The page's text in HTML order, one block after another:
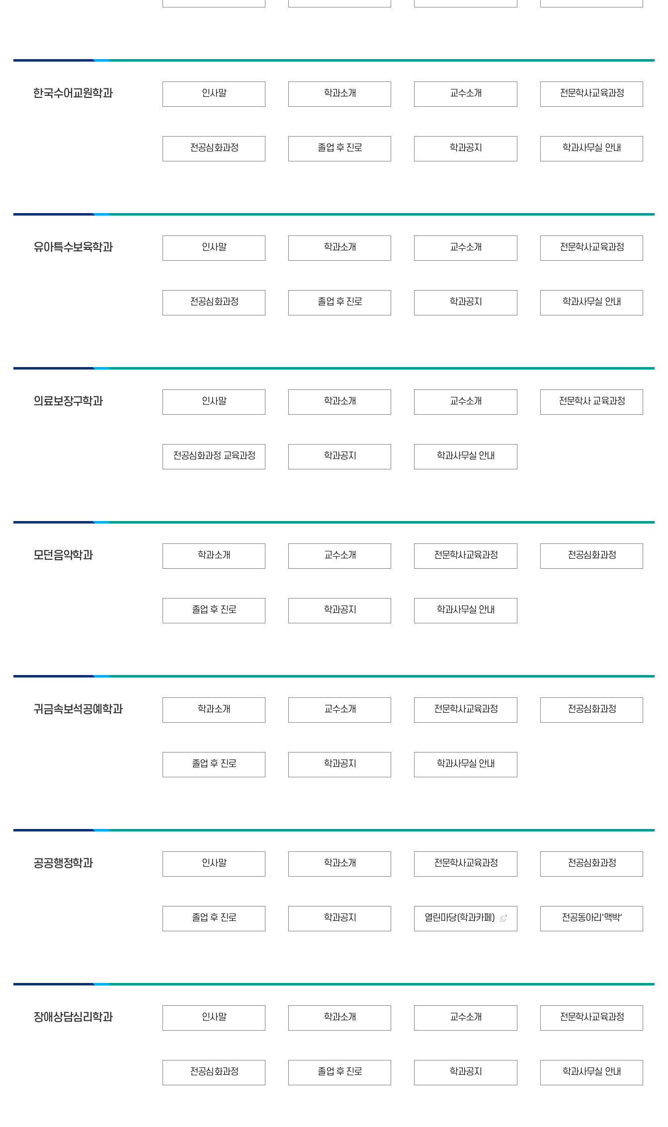
한국수어교원학과 인사말 학과소개 교수소개 전문학사교육과정
전공심화과정 졸업 후 진로 학과공지 학과사무실 안내
유아특수보육학과 인사말 학과소개 교수소개 전문학사교육과정
전공심화과정 졸업 후 진로 학과공지 학과사무실 안내
의료보장구학과 인사말 학과소개 교수소개 전문학사 교육과정
전공심화과정 교육과정 학과공지 학과사무실 안내
모던음악학과 학과소개 교수소개 전문학사교육과정 전공심화과정
졸업 후 진로 학과공지 학과사무실 안내
귀금속보석공예학과 학과소개 교수소개 전문학사교육과정 전공심화과정
졸업 후 진로 학과공지 학과사무실 안내
공공행정학과 인사말 학과소개 전문학사교육과정 전공심화과정
졸업 후 진로 학과공지 열린마당(학과카페) 전공동아리'맥박'
장애상담심리학과 인사말 학과소개 교수소개 전문학사교육과정
전공심화과정 졸업 후 진로 학과공지 학과사무실 안내